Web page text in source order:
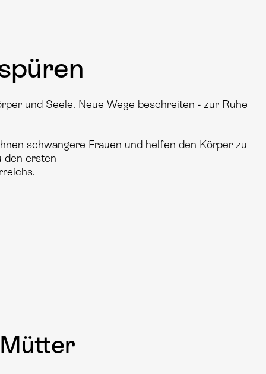
und Seele. Neue Wege beschreiten - zur Ruhe
schwangere Frauen und helfen den Körper zu
den ersten